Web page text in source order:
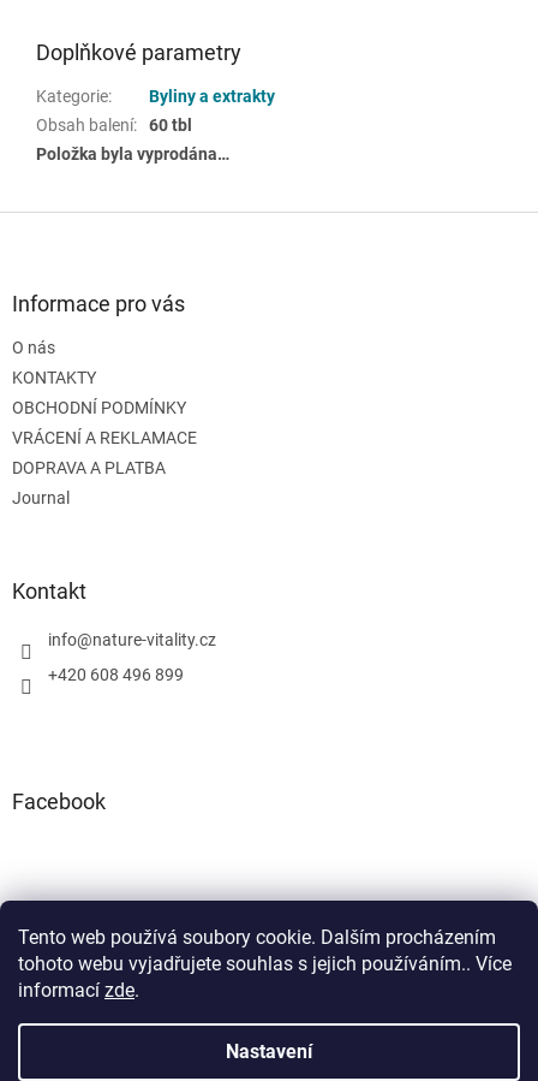
Tento web používá soubory cookie. Dalším procházením
tohoto webu vyjadřujete souhlas s jejich používáním.. Více
informací zde.
Nastavení
Doplňkové parametry
Kategorie:
Byliny a extrakty
Obsah balení:
60 tbl
Položka byla vyprodána…
Informace pro vás
O nás
KONTAKTY
OBCHODNÍ PODMÍNKY
VRÁCENÍ A REKLAMACE
DOPRAVA A PLATBA
Journal
Kontakt
info@nature-vitality.cz
+420 608 496 899
Facebook
Instagram
Vytvořil Shoptet